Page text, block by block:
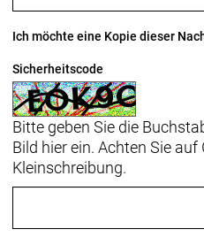
Ich möchte eine Kopie dieser
Sicherheitscode
Bitte geben Sie die
Bild hier ein. Achten Sie auf
Kleinschreibung.